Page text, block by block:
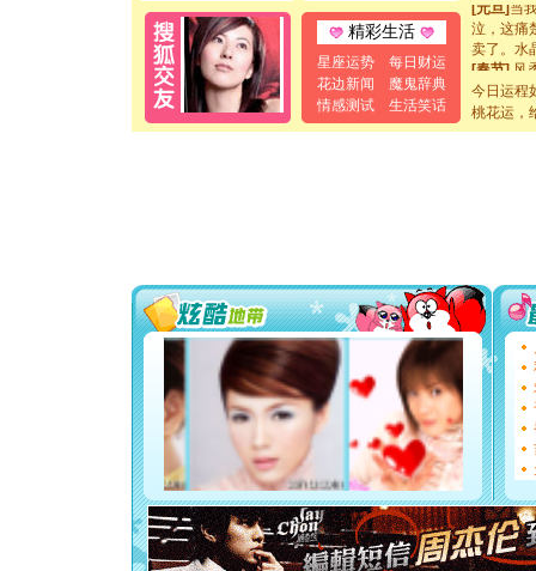
精彩生活
星座运势
每日财运
花边新闻
魔鬼辞典
情感测试
生活笑话
泣，这痛
卖了。水
[春节] 风
颜！冬去
道一声平
[春节]传
片叶子是
[圣诞节]
如意,快
[元旦]看
断电。
你是我
[元旦]
如
起；二
离。水
[元旦]
当
泣，这
卖了。水
[春节]风
颜！冬去
道一声平
今日运程
桃花运，